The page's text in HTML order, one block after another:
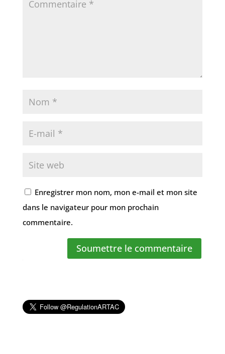
Enregistrer mon nom, mon e-mail et mon site
dans le navigateur pour mon prochain
commentaire.
Soumettre le commentaire